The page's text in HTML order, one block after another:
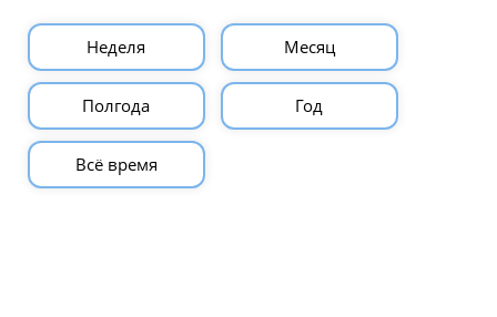
Неделя Месяц
Полгода Год
Всё время